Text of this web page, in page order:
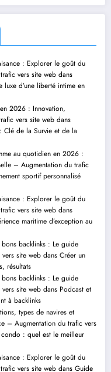
: Explorer le goût du
vers site web dans
d’une liberté intime en
2026 : Innovation,
vers site web dans
Clé de la Survie et de la
au quotidien en 2026 :
– Augmentation du trafic
sportif personnalisé
: Explorer le goût du
vers site web dans
maritime d’exception au
backlinks : Le guide
site web dans Créer un
résultats
backlinks : Le guide
site web dans Podcast et
à backlinks
types de navires et
– Augmentation du trafic vers
: quel est le meilleur
: Explorer le goût du
vers site web dans Guide